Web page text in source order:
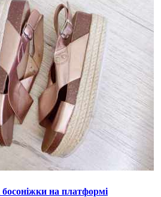
на платформі